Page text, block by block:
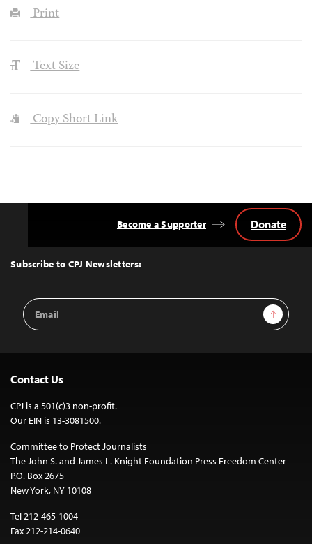
Print
Text Size
Copy Short Link
Top
Subscribe to CPJ Newsletters:
Email
Address
Sign Up
Become a Supporter Donate
Contact Us
CPJ is a 501(c)3 non-profit.
Our EIN is 13-3081500.
Committee to Protect Journalists
The John S. and James L. Knight Foundation Press Freedom Center
P.O. Box 2675
New York, NY 10108
Tel 212-465-1004
Fax 212-214-0640